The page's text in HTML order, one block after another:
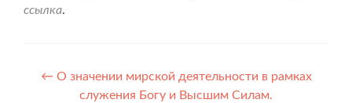
ссылка.
Навигация
← О значении мирской деятельности в рамках
служения Богу и Высшим Силам.